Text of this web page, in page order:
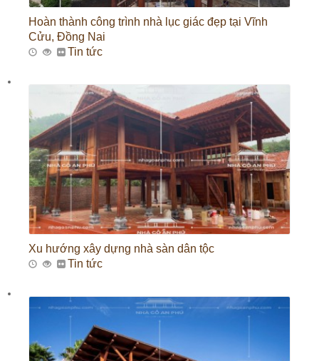
Hoàn thành công trình nhà lục giác đẹp tại Vĩnh
Cửu, Đồng Nai
Tin tức
Xu hướng xây dựng nhà sàn dân tộc
Tin tức